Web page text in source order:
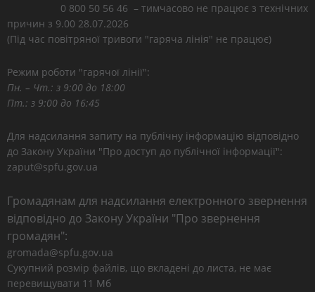
0 800 50 56 46 – тимчасово не працює з технічних
причин з 9.00 28.07.2026
(Під час повітряної тривоги "гаряча лінія" не працює)
Режим роботи "гарячої лінії":
Пн. – Чт.: з 9:00 до 18:00
Пт.: з 9:00 до 16:45
Для надсилання запиту на публічну інформацію відповідно
до Закону України "Про доступ до публічної інформації":
zaput@spfu.gov.ua
Громадянам для надсилання електронного звернення
відповідно до Закону України "Про звернення
громадян":
gromada@spfu.gov.ua
Сукупний розмір файлів, що вкладені до листа, не має
перевищувати 11 Мб